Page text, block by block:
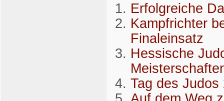
Erfolgreiche
Kampfrichter
Finaleinsatz
Hessische
Tag des Judos